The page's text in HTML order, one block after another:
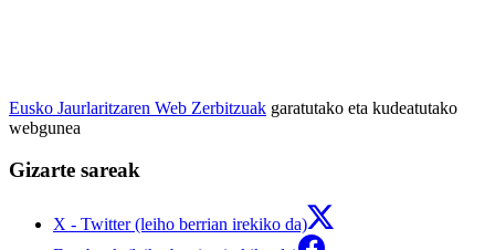
Eusko Jaurlaritzaren Web Zerbitzuak garatutako eta kudeatutako
webgunea
Gizarte sareak
X - Twitter (leiho berrian irekiko da)